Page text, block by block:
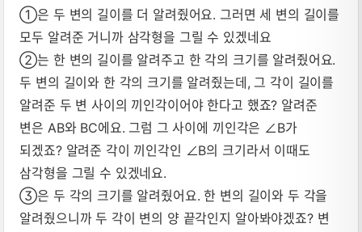
①은 두 변의 길이를 더 알려줬어요. 그러면 세 변의 길이를
모두 알려준 거니까 삼각형을 그릴 수 있겠네요
②는 한 변의 길이를 알려주고 한 각의 크기를 알려줬어요.
두 변의 길이와 한 각의 크기를 알려줬는데, 그 각이 길이를
알려준 두 변 사이의 끼인각이어야 한다고 했죠? 알려준
변은 AB와 BC에요. 그럼 그 사이에 끼인각은 ∠B가
되겠죠? 알려준 각이 끼인각인 ∠B의 크기라서 이때도
삼각형을 그릴 수 있겠네요.
③은 두 각의 크기를 알려줬어요. 한 변의 길이와 두 각을
알려줬으니까 두 각이 변의 양 끝각인지 알아봐야겠죠? 변